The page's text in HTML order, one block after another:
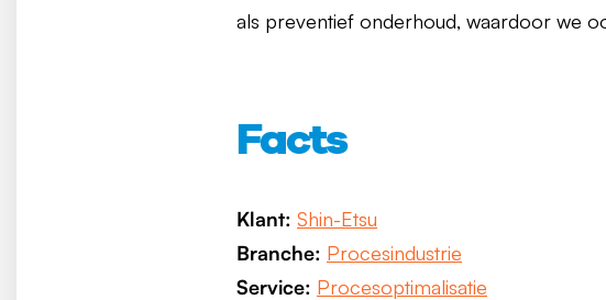
als preventief onderhoud, waardoor we
Facts
Klant: Shin-Etsu
Branche: Procesindustrie
Service: Procesoptimalisatie